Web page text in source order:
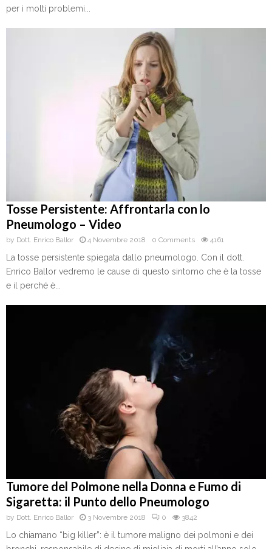
per i molti problemi...
Tosse Persistente: Affrontarla con lo
Pneumologo – Video
by Dott. Enrico Ballor 4 Novembre 2018 0 Comments 4161
La tosse persistente spiegata dallo pneumologo. Con il dott.
Enrico Ballor vedremo le cause di questo sintomo che è la tosse
e il perché è...
Tumore del Polmone nella Donna e Fumo di
Sigaretta: il Punto dello Pneumologo
by Dott. Enrico Ballor 3 Novembre 2018 0 3842
Lo chiamano “big killer”: è il tumore maligno dei polmoni e dei